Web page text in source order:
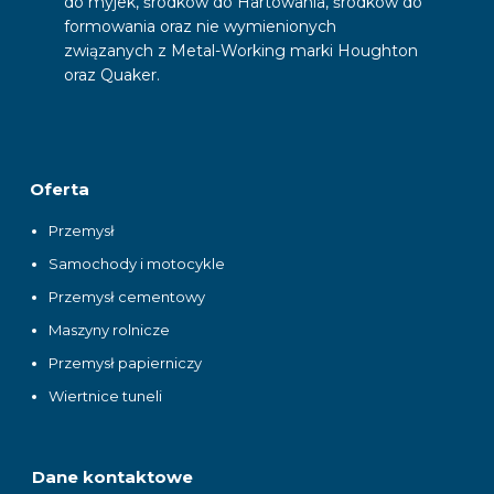
formowania oraz nie wymienionych
związanych z Metal-Working marki Houghton
oraz Quaker.
Oferta
Przemysł
Samochody i motocykle
Przemysł cementowy
Maszyny rolnicze
Przemysł papierniczy
Wiertnice tuneli
Dane kontaktowe